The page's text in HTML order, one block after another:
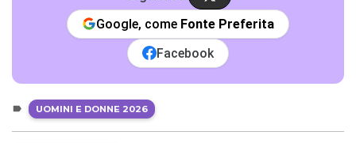
Google, come Fonte Preferita
Facebook
UOMINI E DONNE 2026